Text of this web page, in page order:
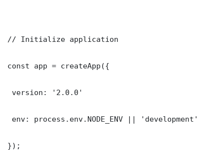
// Initialize application
const app = createApp({
version: '2.0.0'
env: process.env.NODE_ENV || 'development'
});